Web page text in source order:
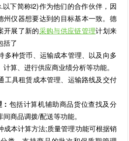
下简称i2)作为他们的合作伙伴，因
州仪器想要达到的目标基本一致。德
开展了新的采购与供应链管理计划来
括了
多种货币、运输成本管理、以及向多
算、进行供应商业绩分析等功能。
工具租赁成本管理、运输路线及交付
包括计算机辅助商品货位查找及分
商品调拨/配送等功能。
成本计算方法;质量管理功能可根据销